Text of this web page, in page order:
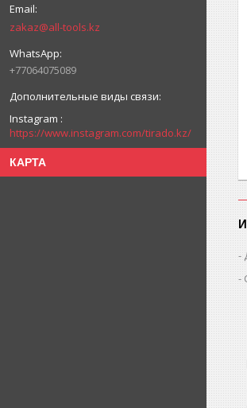
zakaz@all-tools.kz
+77064075089
Instagram
https://www.instagram.com/tirado.kz/
КАРТА